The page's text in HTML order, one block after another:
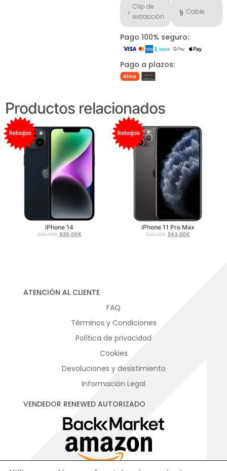
Clip de
extracción
Cable
Pago 100% seguro:
Pago a plazos:
Productos relacionados
iPhone 14
989,00€ 820,00€
iPhone 11 Pro Max
939,00€ 543,00€
ATENCIÓN AL CLIENTE
FAQ
Términos y Condiciones
Política de privacidad
Cookies
Devoluciones y desistimiento
Información Legal
VENDEDOR RENEWED AUTORIZADO